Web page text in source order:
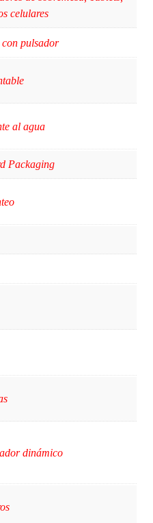
celulares
pulsador
al agua
Packaging
dinámico